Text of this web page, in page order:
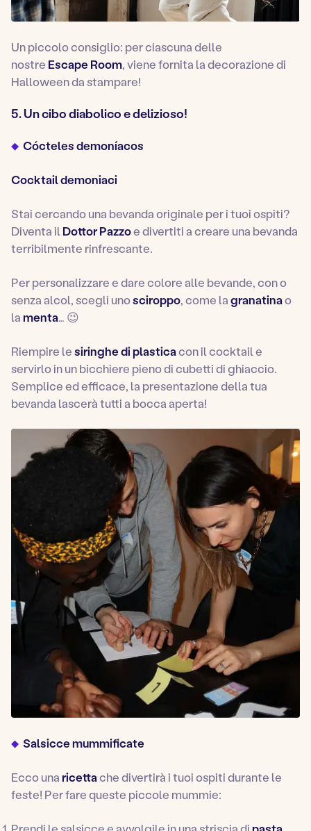
Un piccolo consiglio: per ciascuna delle
nostre Escape Room, viene fornita la decorazione di
Halloween da stampare!
5. Un cibo diabolico e delizioso!
Cócteles demoníacos
Cocktail demoniaci
Stai cercando una bevanda originale per i tuoi ospiti?
Diventa il Dottor Pazzoe divertiti a creare una bevanda
terribilmente rinfrescante.
Per personalizzare e dare colore alle bevande, con o
senza alcol, scegli unosciroppo, come lagranatinao
lamenta… 😉
Riempire lesiringhe di plasticacon il cocktail e
servirlo in un bicchiere pieno di cubetti di ghiaccio.
Semplice ed efficace, la presentazione della tua
bevanda lascerà tutti a bocca aperta!
Salsicce mummificate
Ecco unaricettache divertirà i tuoi ospiti durante le
feste! Per fare queste piccole mummie: